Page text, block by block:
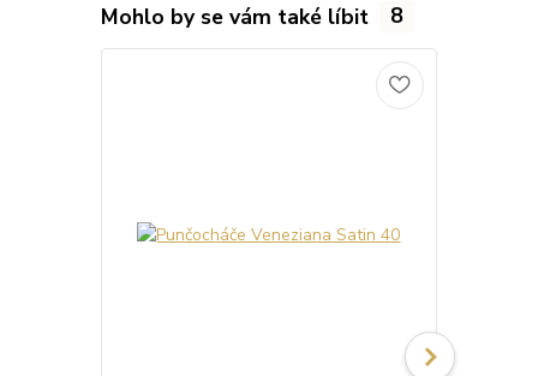
Mohlo by se vám také líbit 8